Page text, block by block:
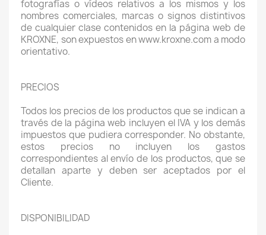
fotografías o vídeos relativos a los mismos y los
nombres comerciales, marcas o signos distintivos
de cualquier clase contenidos en la página web de
KROXNE, son expuestos en www.kroxne.com a modo
orientativo.
PRECIOS
Todos los precios de los productos que se indican a
través de la página web incluyen el IVA y los demás
impuestos que pudiera corresponder. No obstante,
estos precios no incluyen los gastos
correspondientes al envío de los productos, que se
detallan aparte y deben ser aceptados por el
Cliente.
DISPONIBILIDAD